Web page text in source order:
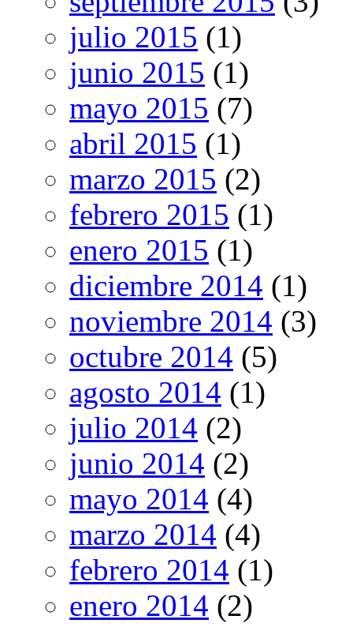
julio 2015 (1)
junio 2015 (1)
mayo 2015 (7)
abril 2015 (1)
marzo 2015 (2)
febrero 2015 (1)
enero 2015 (1)
diciembre 2014 (1)
noviembre 2014 (3)
octubre 2014 (5)
agosto 2014 (1)
julio 2014 (2)
junio 2014 (2)
mayo 2014 (4)
marzo 2014 (4)
febrero 2014 (1)
enero 2014 (2)